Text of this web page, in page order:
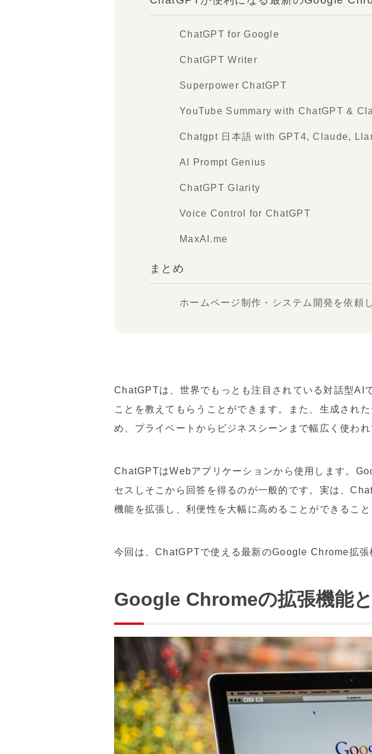
ChatGPT for Google
ChatGPT Writer
Superpower ChatGPT
YouTube Summary with ChatGPT &
Chatgpt 日本語 with GPT4, Claude,
AI Prompt Genius
ChatGPT Glarity
Voice Control for ChatGPT
MaxAI.me
まとめ
ホームページ制作・システム開発を依頼
ChatGPTは、世界でもっとも注目されている対話型AI
ことを教えてもらうことができます。また、生成され
め、プライベートからビジネスシーンまで幅広く使わ
ChatGPTはWebアプリケーションから使用します。
セスしそこから回答を得るのが一般的です。実は、
機能を拡張し、利便性を大幅に高めることができるこ
今回は、ChatGPTで使える最新のGoogle Chrome拡張
Google Chromeの拡張機能